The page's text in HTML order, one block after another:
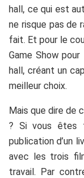
hall, ce qui est
ne risque pas de
fait. Et pour le
Game Show
hall, créant un
meilleur choix.
Mais que dire de
? Si vous êtes
publication d’un
avec les trois
travail. Par